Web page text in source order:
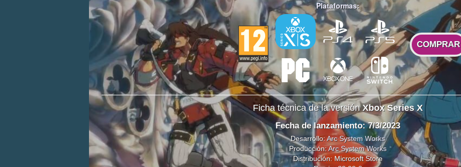
Plataformas:
COMPRAR
Ficha técnica de la versiónXbox Series X
Fecha de lanzamiento: 7/3/2023
Desarrollo:Arc System Works
Producción:Arc System Works
Distribución: Microsoft Store